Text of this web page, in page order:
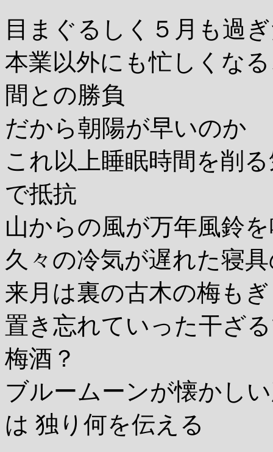
目まぐるしく５月も過
本業以外にも忙しくな
間との勝負
だから朝陽が早いのか
これ以上睡眠時間を削
で抵抗
山からの風が万年風鈴
久々の冷気が遅れた寝
来月は裏の古木の梅も
置き忘れていった干ざ
梅酒？
ブルームーンが懐かし
は 独り何を伝える